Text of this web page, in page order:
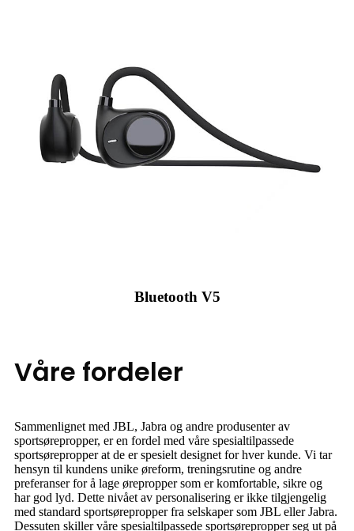
Bluetooth V5
Våre fordeler
Sammenlignet med JBL, Jabra og andre produsenter av
sportsørepropper, er en fordel med våre spesialtilpassede
sportsørepropper at de er spesielt designet for hver kunde. Vi tar
hensyn til kundens unike øreform, treningsrutine og andre
preferanser for å lage ørepropper som er komfortable, sikre og
har god lyd. Dette nivået av personalisering er ikke tilgjengelig
med standard sportsørepropper fra selskaper som JBL eller Jabra.
Dessuten skiller våre spesialtilpassede sportsørepropper seg ut på